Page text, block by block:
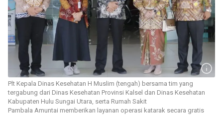
Plt Kepala Dinas Kesehatan H Muslim (tengah) bersama tim yang
tergabung dari Dinas Kesehatan Provinsi Kalsel dan Dinas Kesehatan
Kabupaten Hulu Sungai Utara, serta Rumah Sakit
Pambala Amuntai memberikan layanan operasi katarak secara gratis